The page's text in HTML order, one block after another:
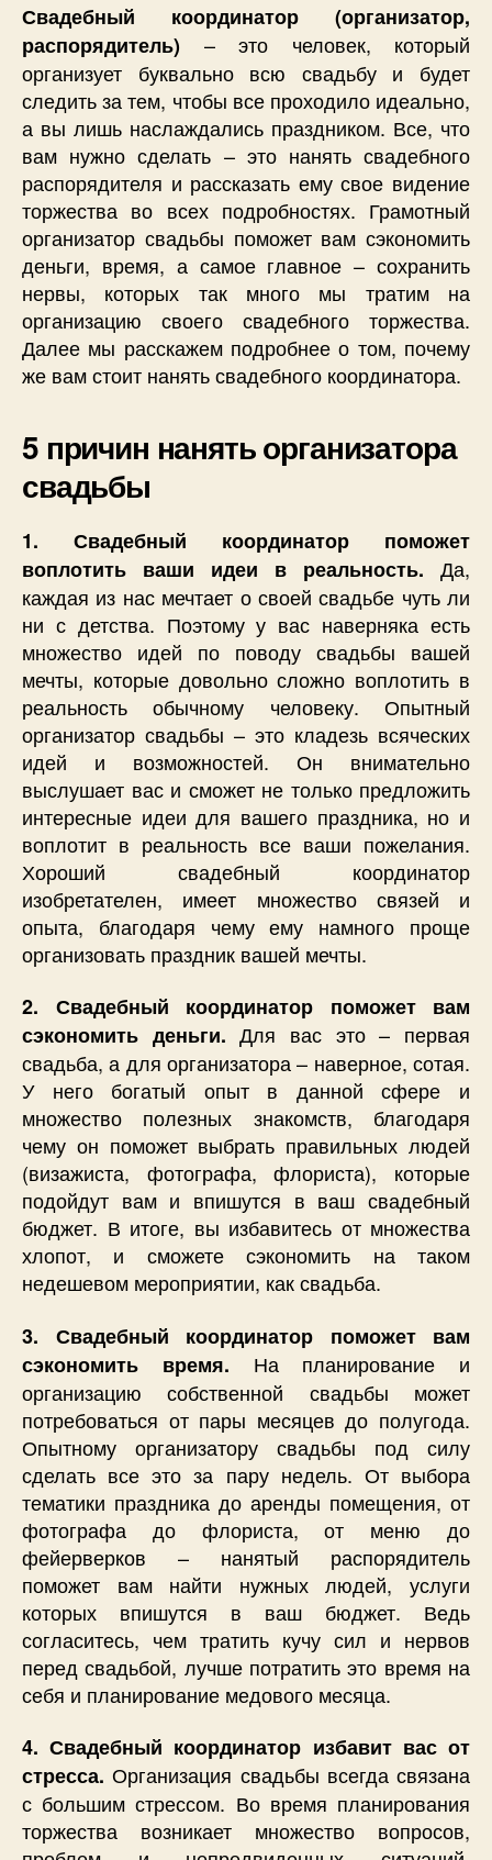
Свадебный координатор (организатор,
распорядитель) – это человек, который
организует буквально всю свадьбу и будет
следить за тем, чтобы все проходило идеально,
а вы лишь наслаждались праздником. Все, что
вам нужно сделать – это нанять свадебного
распорядителя и рассказать ему свое видение
торжества во всех подробностях. Грамотный
организатор свадьбы поможет вам сэкономить
деньги, время, а самое главное – сохранить
нервы, которых так много мы тратим на
организацию своего свадебного торжества.
Далее мы расскажем подробнее о том, почему
же вам стоит нанять свадебного координатора.
5 причин нанять организатора
свадьбы
1. Свадебный координатор поможет
воплотить ваши идеи в реальность. Да,
каждая из нас мечтает о своей свадьбе чуть ли
ни с детства. Поэтому у вас наверняка есть
множество идей по поводу свадьбы вашей
мечты, которые довольно сложно воплотить в
реальность обычному человеку. Опытный
организатор свадьбы – это кладезь всяческих
идей и возможностей. Он внимательно
выслушает вас и сможет не только предложить
интересные идеи для вашего праздника, но и
воплотит в реальность все ваши пожелания.
Хороший свадебный координатор
изобретателен, имеет множество связей и
опыта, благодаря чему ему намного проще
организовать праздник вашей мечты.
2. Свадебный координатор поможет вам
сэкономить деньги. Для вас это – первая
свадьба, а для организатора – наверное, сотая.
У него богатый опыт в данной сфере и
множество полезных знакомств, благодаря
чему он поможет выбрать правильных людей
(визажиста, фотографа, флориста), которые
подойдут вам и впишутся в ваш свадебный
бюджет. В итоге, вы избавитесь от множества
хлопот, и сможете сэкономить на таком
недешевом мероприятии, как свадьба.
3. Свадебный координатор поможет вам
сэкономить время. На планирование и
организацию собственной свадьбы может
потребоваться от пары месяцев до полугода.
Опытному организатору свадьбы под силу
сделать все это за пару недель. От выбора
тематики праздника до аренды помещения, от
фотографа до флориста, от меню до
фейерверков – нанятый распорядитель
поможет вам найти нужных людей, услуги
которых впишутся в ваш бюджет. Ведь
согласитесь, чем тратить кучу сил и нервов
перед свадьбой, лучше потратить это время на
себя и планирование медового месяца.
4. Свадебный координатор избавит вас от
стресса. Организация свадьбы всегда связана
с большим стрессом. Во время планирования
торжества возникает множество вопросов,